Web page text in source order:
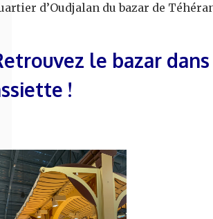
d’Oudjalan du bazar de
le bazar
!